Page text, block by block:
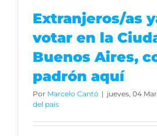
Extranjeros/as
votar en la
Buenos Aires,
padrón aquí
Por Marcelo Cantó | jueves, 04 Mar
del país